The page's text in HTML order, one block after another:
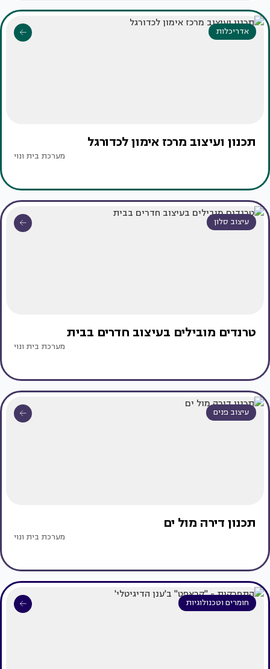
אדריכלות
תכנון ועיצוב מרכז אימון לכדורגל
מערכת בית ונוי
עיצוב סלון
טרנדים מובילים בעיצוב חדרים בבית
מערכת בית ונוי
עיצוב פנים
תכנון דירה מול ים
מערכת בית ונוי
חומרים וטכנולוגיות